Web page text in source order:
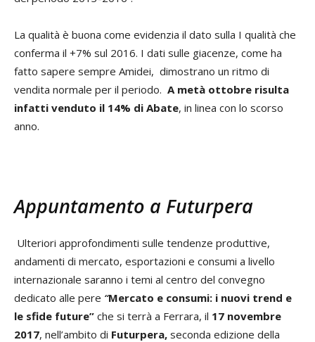
La qualità è buona come evidenzia il dato sulla I qualità che
conferma il +7% sul 2016. I dati sulle giacenze, come ha
fatto sapere sempre Amidei, dimostrano un ritmo di
vendita normale per il periodo. A metà ottobre risulta
infatti venduto il 14% di Abate, in linea con lo scorso
anno.
Appuntamento a Futurpera
Ulteriori approfondimenti sulle tendenze produttive,
andamenti di mercato, esportazioni e consumi a livello
internazionale saranno i temi al centro del convegno
dedicato alle pere “Mercato e consumi: i nuovi trend e
le sfide future” che si terrà a Ferrara, il 17 novembre
2017, nell’ambito di Futurpera, seconda edizione della